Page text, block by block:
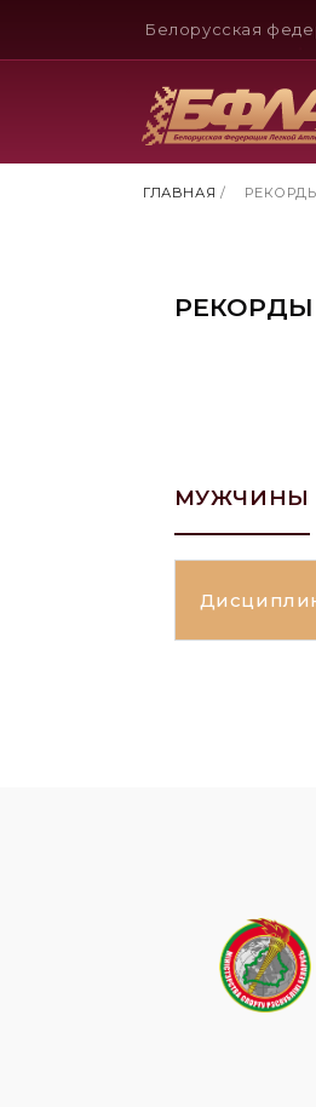
Белорусская
ГЛАВНАЯ /
РЕКОРДЫ
МУЖЧИНЫ